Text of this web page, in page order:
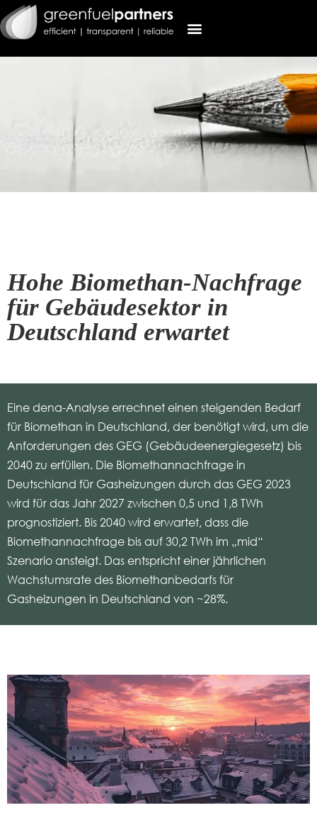
Hohe Biomethan-Nachfrage
für Gebäudesektor in
Deutschland erwartet
Eine dena-Analyse errechnet einen steigenden Bedarf
für Biomethan in Deutschland, der benötigt wird, um die
Anforderungen des GEG (Gebäudeenergiegesetz) bis
2040 zu erfüllen. Die Biomethannachfrage in
Deutschland für Gasheizungen durch das GEG 2023
wird für das Jahr 2027 zwischen 0,5 und 1,8 TWh
prognostiziert. Bis 2040 wird erwartet, dass die
Biomethannachfrage bis auf 30,2 TWh im „mid“
Szenario ansteigt. Das entspricht einer jährlichen
Wachstumsrate des Biomethanbedarfs für
Gasheizungen in Deutschland von ~28%.